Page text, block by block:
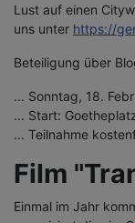
Lust auf einen
uns unter https://
Beteiligung über
... Sonntag, 18.
... Start:
... Teilnahme
Film
Einmal im Jahr